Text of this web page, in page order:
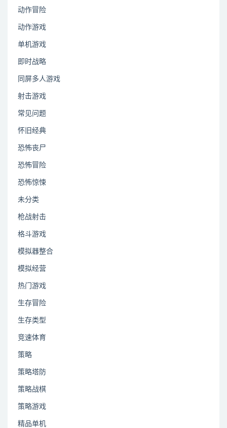
动作冒险
动作游戏
单机游戏
即时战略
同屏多人游戏
射击游戏
常见问题
怀旧经典
恐怖丧尸
恐怖冒险
恐怖惊悚
未分类
枪战射击
格斗游戏
模拟器整合
模拟经营
热门游戏
生存冒险
生存类型
竞速体育
策略
策略塔防
策略战棋
策略游戏
精品单机